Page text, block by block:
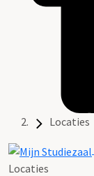
Locaties
Locaties